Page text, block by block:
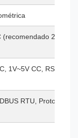
24V
1V~5V CC, RS485,
RTU, Protocolo